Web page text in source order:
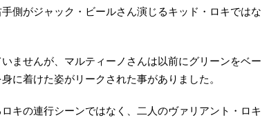
側がジャック・ビールさん演じるキッド・ロキではな
ませんが、マルティーノさんは以前にグリーンをベー
に着けた姿がリークされた事がありました。
キの連行シーンではなく、二人のヴァリアント・ロキ